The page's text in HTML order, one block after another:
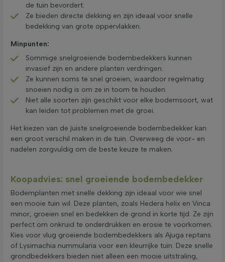
de tuin bevordert.
Ze bieden directe dekking en zijn ideaal voor snelle
bedekking van grote oppervlakken.
Minpunten:
Sommige snelgroeiende bodembedekkers kunnen
invasief zijn en andere planten verdringen.
Ze kunnen soms te snel groeien, waardoor regelmatig
snoeien nodig is om ze in toom te houden.
Niet alle soorten zijn geschikt voor elke bodemsoort, wat
kan leiden tot problemen met de groei.
Het kiezen van de juiste snelgroeiende bodembedekker kan
een groot verschil maken in de tuin. Overweeg de voor- en
nadelen zorgvuldig om de beste keuze te maken.
Koopadvies: snel groeiende bodembedekker
Bodemplanten met snelle dekking zijn ideaal voor wie snel
een mooie tuin wil. Deze planten, zoals Hedera helix en Vinca
minor, groeien snel en bedekken de grond in korte tijd. Ze zijn
perfect om onkruid te onderdrukken en erosie te voorkomen.
Kies voor vlug groeiende bodembedekkers als Ajuga reptans
of Lysimachia nummularia voor een kleurrijke tuin. Deze snelle
grondbedekkers bieden niet alleen een mooie uitstraling,